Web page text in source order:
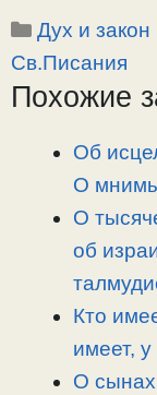
p
y
L
l
e
g
a
c
e
b
Рубрики
Дух и
Св.Писания
Похожие
Об
О
О
об
Кто
имеет, у
О